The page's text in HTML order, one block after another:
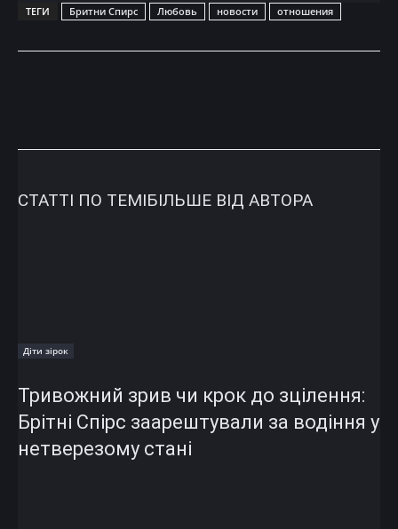
ТЕГИ Бритни Спирс Любовь новости отношения
СТАТТІ ПО ТЕМІБІЛЬШЕ ВІД АВТОРА
Діти зірок
Тривожний зрив чи крок до зцілення:
Брітні Спірс заарештували за водіння у
нетверезому стані